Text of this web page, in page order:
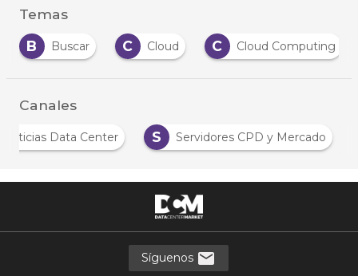
Temas
B
Buscar C Cloud C Cloud Computing
Canales
Noticias Data Center S Servidores CPD y Mercado
Síguenos